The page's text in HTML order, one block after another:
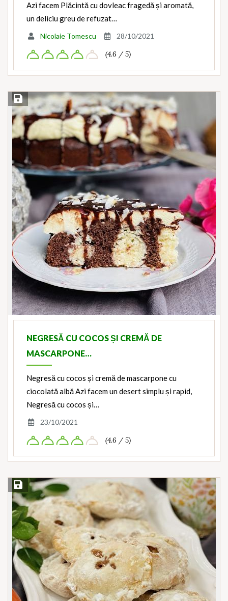
Azi facem Plăcintă cu dovleac fragedă și aromată,
un deliciu greu de refuzat…
Nicolaie Tomescu 28/10/2021
(4.6 / 5)
Save Recipe
NEGRESĂ CU COCOS ȘI CREMĂ DE
MASCARPONE…
Negresă cu cocos și cremă de mascarpone cu
ciocolată albă Azi facem un desert simplu și rapid,
Negresă cu cocos și…
23/10/2021
(4.6 / 5)
Save Recipe